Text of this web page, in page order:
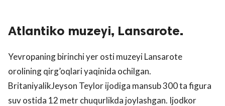
Atlantiko muzeyi, Lansarote.
Yevropaning birinchi yer osti muzeyi Lansarote
orolining qirg’oqlari yaqinida ochilgan.
BritaniyalikJeyson Teylor ijodiga mansub 300 ta figura
suv ostida 12 metr chuqurlikda joylashgan. Ijodkor